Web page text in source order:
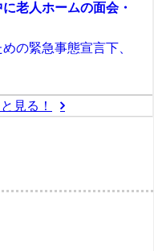
老人ホームの面会・
の緊急事態宣言下、
見る！